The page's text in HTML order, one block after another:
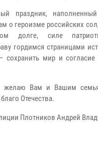
праздник,
о героизме российских
долге, силе
гордимся страницами
сохранить мир и
желаю Вам и Вашим
Отечества.
Плотников Андрей